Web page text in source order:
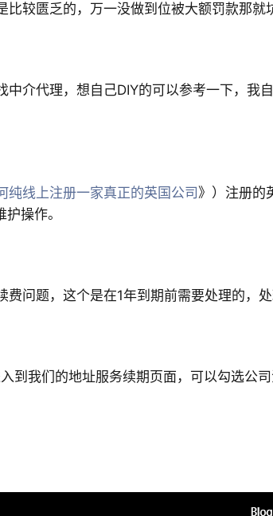
较匮乏的，万一没做到位被大额罚款那就
介代理，想自己DIY的可以参考一下，我
纯线上注册一家真正的英国公司 》 ）注册的
操作。
问题，这个是在1年到期前需要处理的，处
到我们的地址服务续期页面，可以勾选公